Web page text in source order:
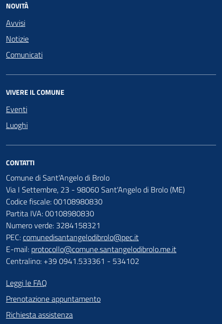
NOVITÀ
Avvisi
Notizie
Comunicati
VIVERE IL COMUNE
Eventi
Luoghi
CONTATTI
Comune di Sant'Angelo di Brolo
Via I Settembre, 23 - 98060 Sant'Angelo di Brolo (ME)
Codice fiscale: 00108980830
Partita IVA: 00108980830
Numero verde: 3284158321
PEC:comunedisantangelodibrolo@pec.it
E-mail: protocollo@comune.santangelodibrolo.me.it
Centralino: +39 0941.533361 - 534102
Leggi le FAQ
Prenotazione appuntamento
Richiesta assistenza